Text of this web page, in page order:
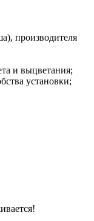
производителя
и выцветания;
установки;